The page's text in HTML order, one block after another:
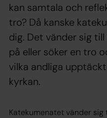
kan samtala och
tro? Då kanske
dig. Det vänder sig
på eller söker en tro
vilka andliga
kyrkan.
Katekumenatet vänder sig